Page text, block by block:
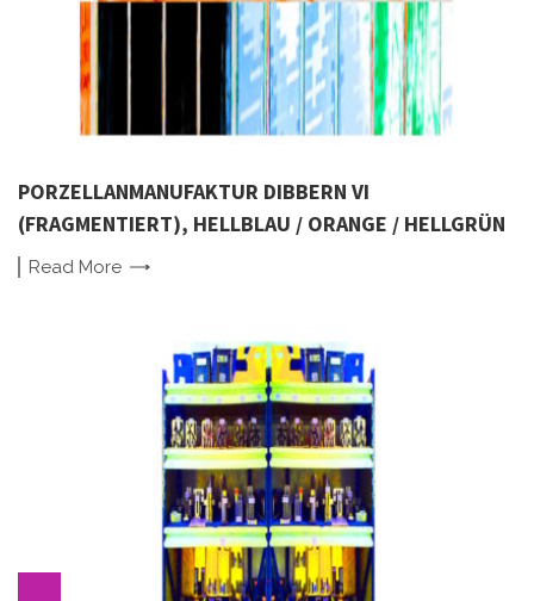
PORZELLANMANUFAKTUR DIBBERN VI
(FRAGMENTIERT), HELLBLAU / ORANGE / HELLGRÜN
Read More